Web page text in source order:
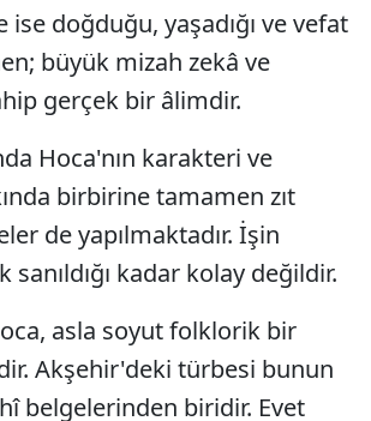
doğduğu, yaşadığı ve vefat
büyük mizah zekâ ve
gerçek bir âlimdir.
Hoca'nın karakteri ve
birbirine tamamen zıt
de yapılmaktadır. İşin
sanıldığı kadar kolay değildir.
asla soyut folklorik bir
Akşehir'deki türbesi bunun
belgelerinden biridir. Evet